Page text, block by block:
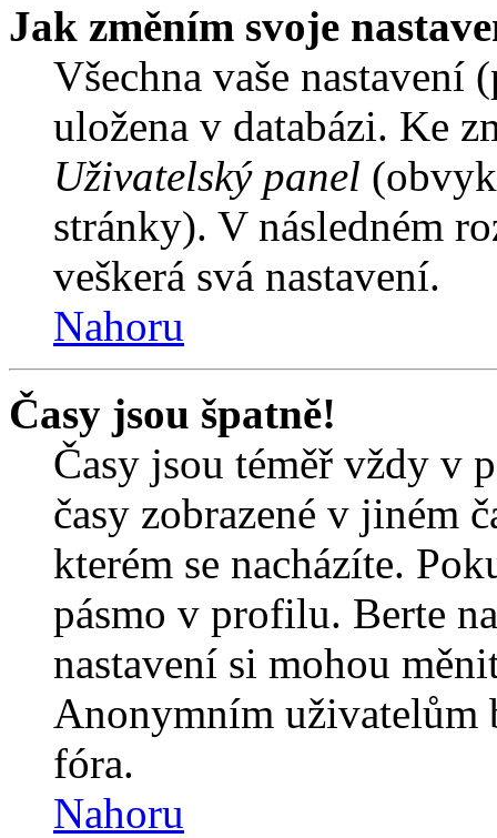
Jak změním svoje
Všechna vaše
uložena v databázi. Ke
Uživatelský panel
stránky). V následném
veškerá svá nastavení.
Nahoru
Časy jsou špatně!
Časy jsou téměř vždy v
časy zobrazené v jiném
kterém se nacházíte.
pásmo v profilu. Berte
nastavení si mohou
Anonymním uživatelům
fóra.
Nahoru